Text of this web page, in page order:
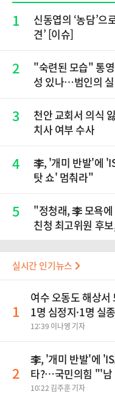
1
신동엽의 ‘농담’으
견’ [이슈]
2
"숙련된 모습" 통
성 있나…범인의
3
천안 교회서 의식
치사 여부 수사
4
李, '개미 반발'에
탓 쇼' 멈춰라"
5
"정청래, 李 모욕
친청 최고위원 후
실시간 인기뉴스
1
여수 오동도 해상
1명 심정지·1명 실
12:39 이나영 기자
2
李, '개미 반발'에
타?…국민의힘 "'남
10:22 김주훈 기자